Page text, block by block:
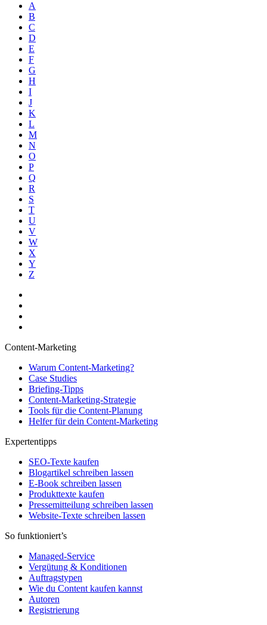
A
B
C
D
E
F
G
H
I
J
K
L
M
N
O
P
Q
R
S
T
U
V
W
X
Y
Z
Content-Marketing
Warum Content-Marketing?
Case Studies
Briefing-Tipps
Content-Marketing-Strategie
Tools für die Content-Planung
Helfer für dein Content-Marketing
Expertentipps
SEO-Texte kaufen
Blogartikel schreiben lassen
E-Book schreiben lassen
Produkttexte kaufen
Pressemitteilung schreiben lassen
Website-Texte schreiben lassen
So funktioniert’s
Managed-Service
Vergütung & Konditionen
Auftragstypen
Wie du Content kaufen kannst
Autoren
Registrierung